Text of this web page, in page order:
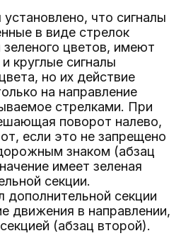
что сигналы
в виде стрелок
зеленого цветов, имеют
круглые сигналы
но их действие
на направление
стрелками. При
поворот налево,
если это не запрещено
знаком (абзац
имеет зеленая
секции.
дополнительной секции
движения в направлении,
(абзац второй).